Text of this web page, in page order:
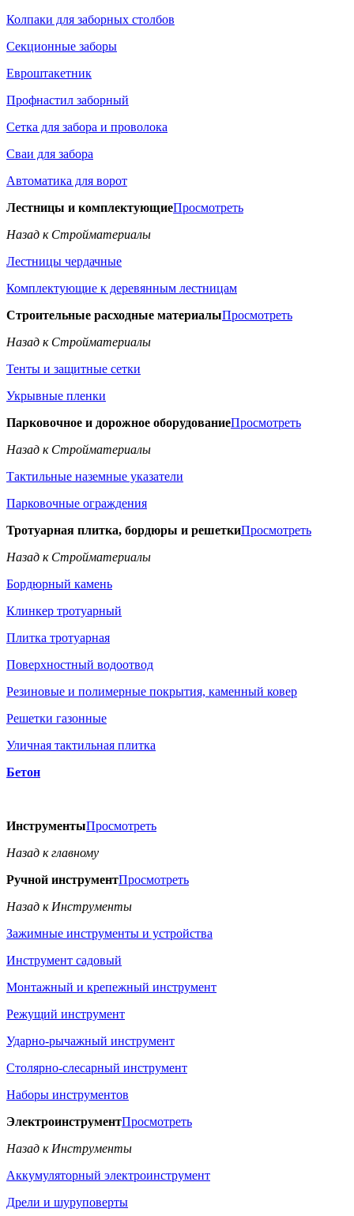
Колпаки для заборных столбов
Секционные заборы
Евроштакетник
Профнастил заборный
Сетка для забора и проволока
Сваи для забора
Автоматика для ворот
Лестницы и комплектующиеПросмотреть
Назад к Стройматериалы
Лестницы чердачные
Комплектующие к деревянным лестницам
Строительные расходные материалыПросмотреть
Назад к Стройматериалы
Тенты и защитные сетки
Укрывные пленки
Парковочное и дорожное оборудованиеПросмотреть
Назад к Стройматериалы
Тактильные наземные указатели
Парковочные ограждения
Тротуарная плитка, бордюры и решеткиПросмотреть
Назад к Стройматериалы
Бордюрный камень
Клинкер тротуарный
Плитка тротуарная
Поверхностный водоотвод
Резиновые и полимерные покрытия, каменный ковер
Решетки газонные
Уличная тактильная плитка
Бетон
ИнструментыПросмотреть
Назад к главному
Ручной инструментПросмотреть
Назад к Инструменты
Зажимные инструменты и устройства
Инструмент садовый
Монтажный и крепежный инструмент
Режущий инструмент
Ударно-рычажный инструмент
Столярно-слесарный инструмент
Наборы инструментов
ЭлектроинструментПросмотреть
Назад к Инструменты
Аккумуляторный электроинструмент
Дрели и шуруповерты